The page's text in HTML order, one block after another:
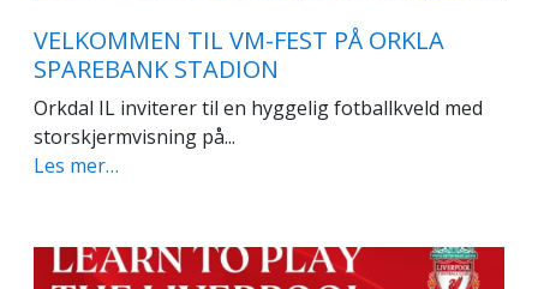
VELKOMMEN TIL VM-FEST PÅ ORKLA
SPAREBANK STADION
Orkdal IL inviterer til en hyggelig fotballkveld med
storskjermvisning på...
Les mer…